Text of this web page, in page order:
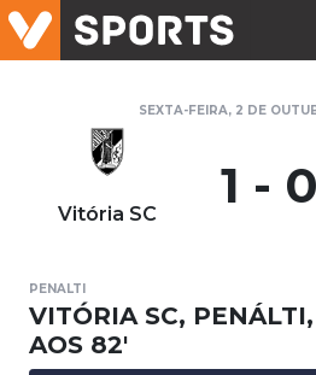
SEXTA-FEIRA, 2 DE
Vitória SC 1 - 0
PENALTI
VITÓRIA SC,
AOS 82'